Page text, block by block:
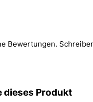
Bewertungen.
dieses Produkt